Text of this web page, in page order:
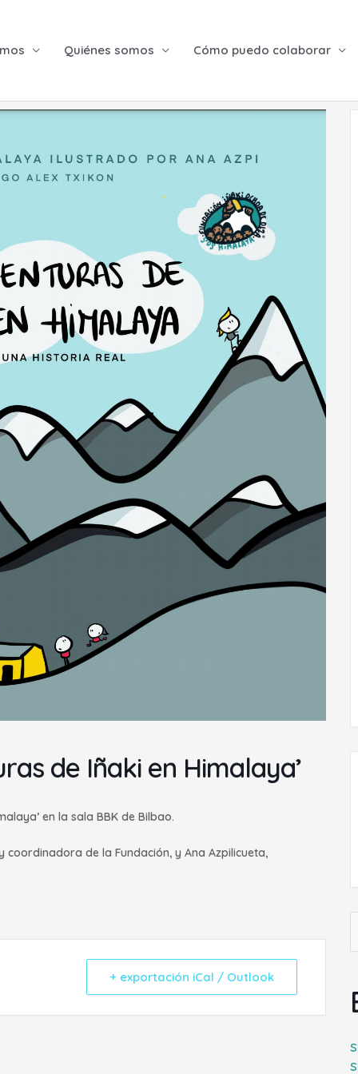
Quiénes somos Cómo puedo colaborar
de Iñaki en Himalaya’
en la sala BBK de Bilbao.
de la Fundación, y Ana Azpilicueta,
+ exportación iCal / Outlook